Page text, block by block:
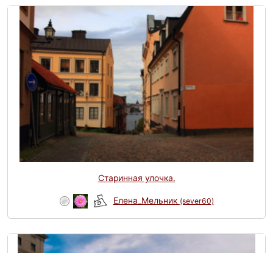
Старинная улочка.
Елена_Мельник (sever60)